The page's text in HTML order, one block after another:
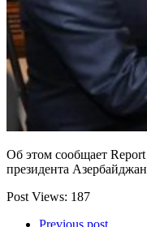
Об этом сообщает
президента
Post Views: 187